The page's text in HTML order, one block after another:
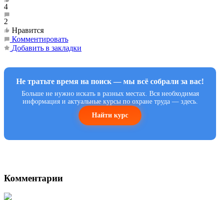
4
2
Нравится
Комментировать
Добавить в закладки
Не тратьте время на поиск — мы всё собрали за вас!
Больше не нужно искать в разных местах. Вся необходимая
информация и актуальные курсы по охране труда — здесь.
Найти курс
Комментарии